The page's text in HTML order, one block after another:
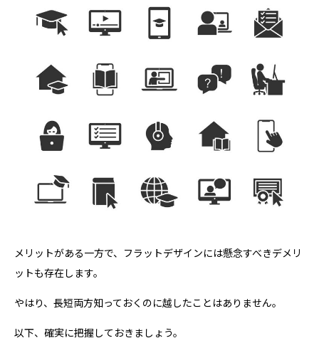
メリットがある一方で、フラットデザインには懸念すべきデメリ
ットも存在します。
やはり、長短両方知っておくのに越したことはありません。
以下、確実に把握しておきましょう。